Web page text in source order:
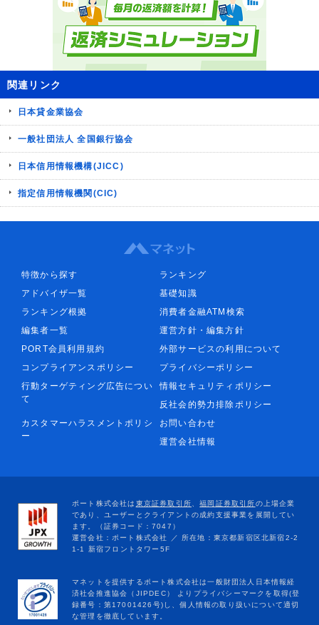
関連リンク
日本貸金業協会
一般社団法人 全国銀行協会
日本信用情報機構(JICC)
指定信用情報機関(CIC)
特徴から探す
ランキング
アドバイザ一覧
基礎知識
ランキング根拠
消費者金融ATM検索
編集者一覧
運営方針・編集方針
PORT会員利用規約
外部サービスの利用について
コンプライアンスポリシー
プライバシーポリシー
行動ターゲティング広告につい
て
情報セキュリティポリシー
反社会的勢力排除ポリシー
カスタマーハラスメントポリシ
ー
お問い合わせ
運営会社情報